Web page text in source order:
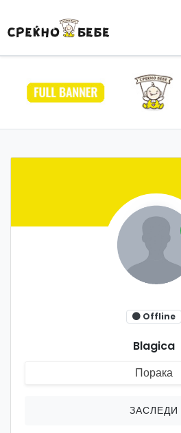
Offline
Blagica
Порака
ЗАСЛЕДИ